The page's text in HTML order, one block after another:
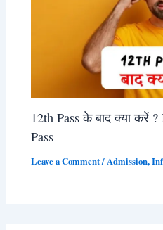
12th Pass के बाद क्या करें
Pass
Leave a Comment/Admission,